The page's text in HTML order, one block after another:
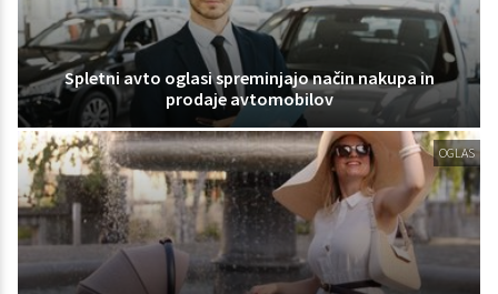
Spletni avto oglasi spreminjajo način nakupa in
prodaje avtomobilov
OGLAS